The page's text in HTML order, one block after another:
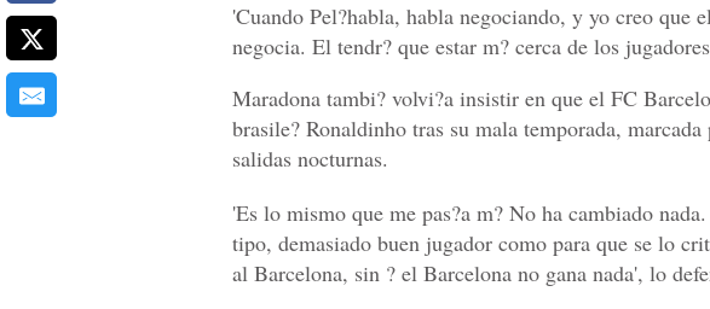
'Cuando Pel?habla, habla negociando, y yo creo que
negocia. El tendr? que estar m? cerca de los
Maradona tambi? volvi?a insistir en que el FC
brasile? Ronaldinho tras su mala temporada,
salidas nocturnas.
'Es lo mismo que me pas?a m? No ha cambiado
tipo, demasiado buen jugador como para que se lo
al Barcelona, sin ? el Barcelona no gana nada', lo